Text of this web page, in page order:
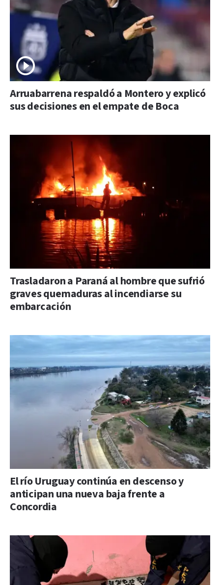
Arruabarrena respaldó a Montero y explicó
sus decisiones en el empate de Boca
Trasladaron a Paraná al hombre que sufrió
graves quemaduras al incendiarse su
embarcación
El río Uruguay continúa en descenso y
anticipan una nueva baja frente a
Concordia